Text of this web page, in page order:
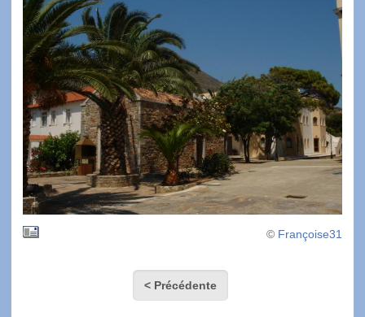
© Françoise31
< Précédente